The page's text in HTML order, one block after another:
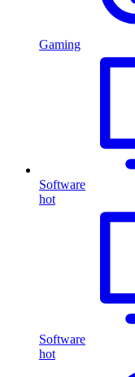
Gaming
Software
hot
Software
hot